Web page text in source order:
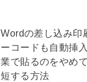
Wordの差し込み印
ーコードも自動挿
業で貼るのをやめ
短する方法